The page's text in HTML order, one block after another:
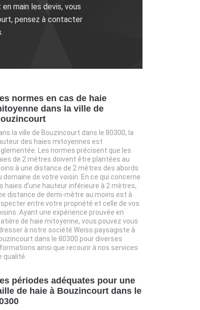
main les devis, vous
pensez à contacter
normes en cas de haie
dans la ville de
la ville de Bouzincourt dans le 80300, la
des haies mitoyennes est
Les normes précisent que les
de 2 mètres doivent être plantées au
à une distance de 2 mètres des abords
domaine de votre voisin. En ce qui concerne
haies d’une hauteur inférieure à 2 mètres,
distance de demi-mètre au moins est à
entre votre propriété et celle de vos
Ayant une expérience prouvée en
de haie mitoyenne, vous pouvez vous
à notre société Weiss paysagiste à
dans le 80300 pour diverses
ainsi que recourir à nos services
qualité.
périodes adéquates pour une
de haie à Bouzincourt dans le